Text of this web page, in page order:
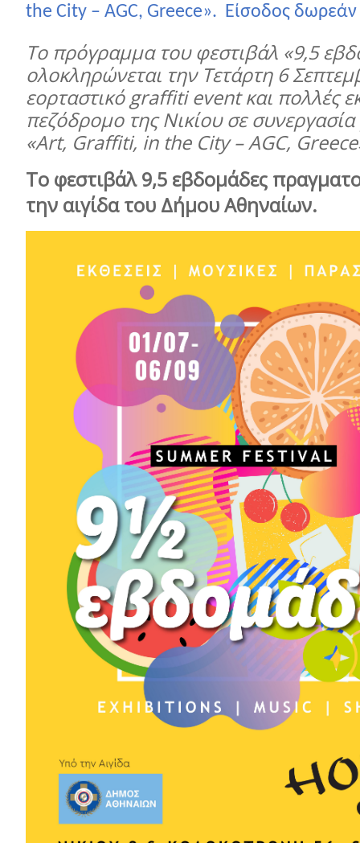
the City – AGC, Greece». Είσοδος δωρεάν
Το πρόγραμμα του φεστιβάλ «9,5
ολοκληρώνεται την Τετάρτη 6
εορταστικό graffiti event και πολλές
πεζόδρομο της Νικίου σε
«Art, Graffiti, in the City – AGC,
Το φεστιβάλ 9,5 εβδομάδες
την αιγίδα του Δήμου Αθηναίων.